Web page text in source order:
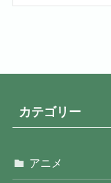
カテゴリー
アニメ